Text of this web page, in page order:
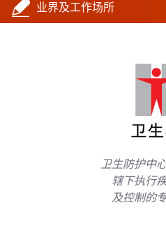
业界及工作场所
卫生防护中
辖下执行
及控制的